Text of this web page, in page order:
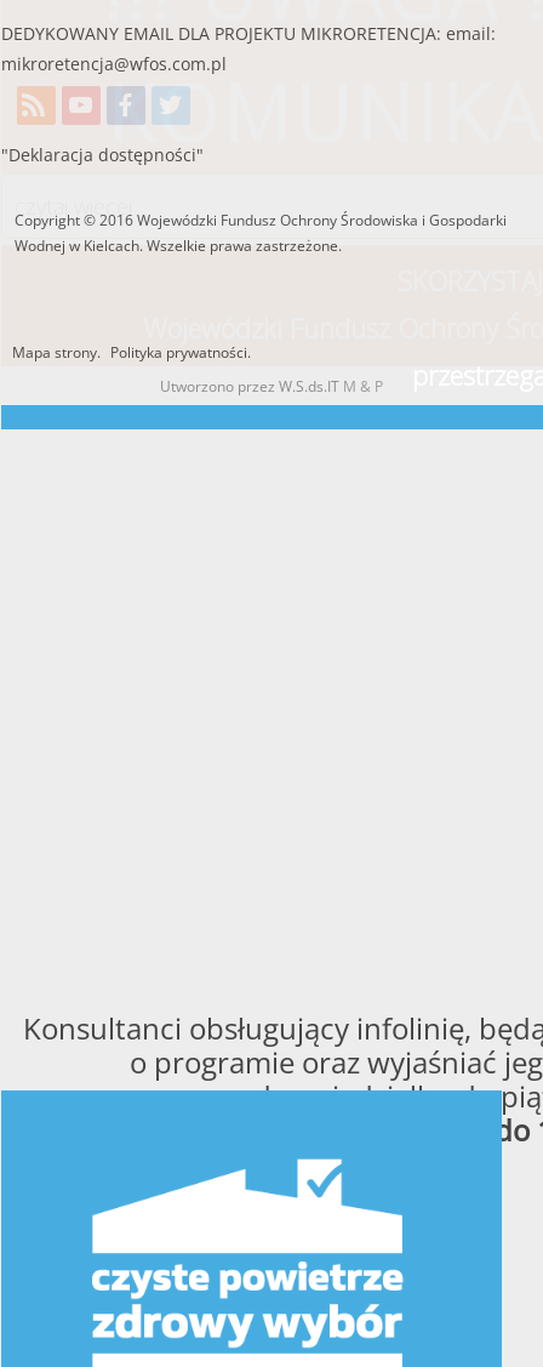
Konsultanci obsługujący infolinię,
o programie oraz wyjaśniać
od poniedziałku do
od 8:00
DEDYKOWANY EMAIL DLA PROJEKTU MIKRORETENCJA: email:
mikroretencja@wfos.com.pl
"Deklaracja dostępności"
Copyright © 2016 Wojewódzki Fundusz Ochrony Środowiska i Gospodarki
Wodnej w Kielcach. Wszelkie prawa zastrzeżone.
Mapa strony. Polityka prywatności.
Utworzono przez W.S.ds.IT M & P